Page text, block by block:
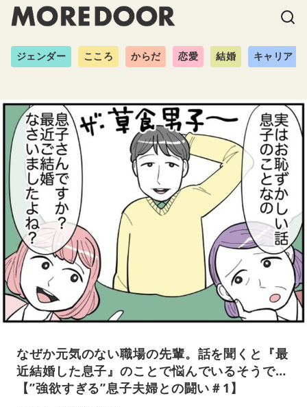
ジェンダー こころ からだ 恋愛 結婚 キャリア
なぜか元気のない職場の先輩。話を聞くと『最
近結婚した息子』のことで悩んでいるそうで…
【”強欲すぎる”息子夫婦との闘い＃1】